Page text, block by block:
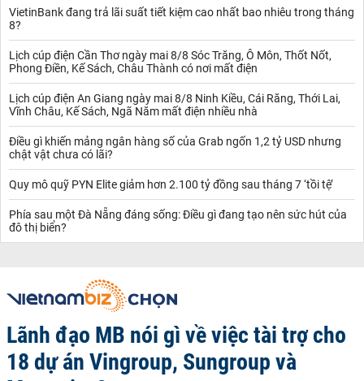
VietinBank đang trả lãi suất tiết kiệm cao nhất bao nhiêu trong tháng
8?
Lịch cúp điện Cần Thơ ngày mai 8/8 Sóc Trăng, Ô Môn, Thốt Nốt,
Phong Điền, Kế Sách, Châu Thành có nơi mất điện
Lịch cúp điện An Giang ngày mai 8/8 Ninh Kiều, Cái Răng, Thới Lai,
Vĩnh Châu, Kế Sách, Ngã Năm mất điện nhiều nhà
Điều gì khiến mảng ngân hàng số của Grab ngốn 1,2 tỷ USD nhưng
chật vật chưa có lãi?
Quy mô quỹ PYN Elite giảm hơn 2.100 tỷ đồng sau tháng 7 ‘tồi tệ’
Phía sau một Đà Nẵng đáng sống: Điều gì đang tạo nên sức hút của
đô thị biển?
Lãnh đạo MB nói gì về việc tài trợ cho
18 dự án Vingroup, Sungroup và